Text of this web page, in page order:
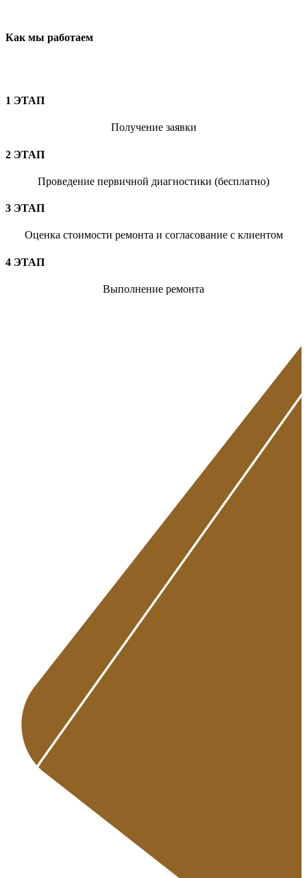
Как мы работаем
1 ЭТАП
Получение заявки
2 ЭТАП
Проведение первичной диагностики (бесплатно)
3 ЭТАП
Оценка стоимости ремонта и согласование с клиентом
4 ЭТАП
Выполнение ремонта